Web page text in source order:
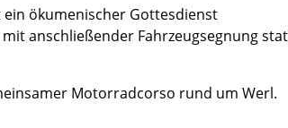
ökumenischer Gottesdienst
anschließender Fahrzeugsegnung
Motorradcorso rund um Werl.